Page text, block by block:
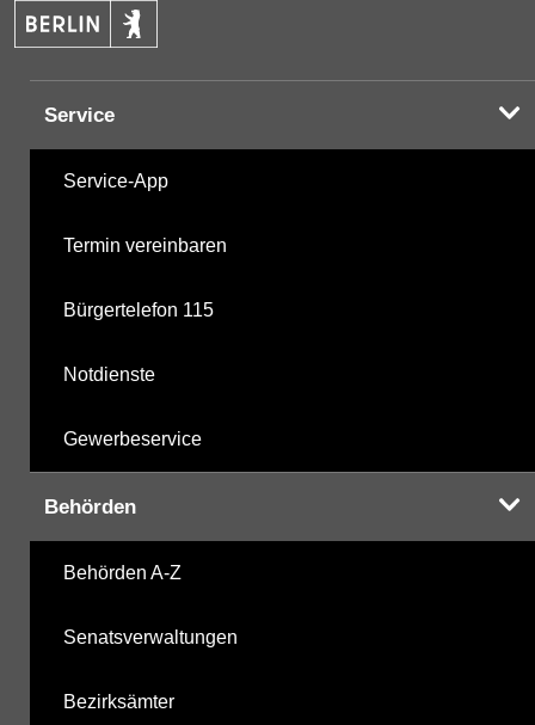
Service
Service-App
Termin vereinbaren
Bürgertelefon 115
Notdienste
Gewerbeservice
Behörden
Behörden A-Z
Senatsverwaltungen
Bezirksämter